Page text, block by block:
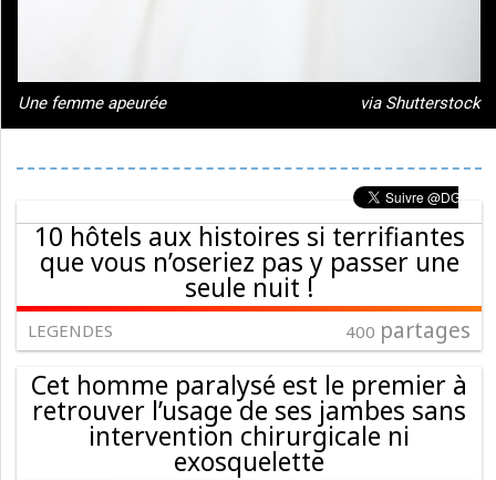
Une femme apeurée via Shutterstock
10 hôtels aux histoires si terrifiantes
que vous n’oseriez pas y passer une
seule nuit !
LEGENDES 400 partages
Cet homme paralysé est le premier à
retrouver l’usage de ses jambes sans
intervention chirurgicale ni
exosquelette